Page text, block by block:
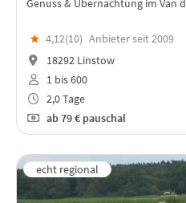
Genuss & Übernachtung im Van
★ 4,12(10) Anbieter seit 2009
18292 Linstow
1 bis 600
2,0 Tage
ab79 € pauschal